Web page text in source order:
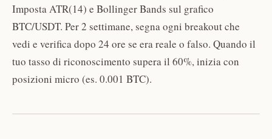
Imposta ATR(14) e Bollinger Bands sul grafico
BTC/USDT. Per 2 settimane, segna ogni breakout che
vedi e verifica dopo 24 ore se era reale o falso. Quando il
tuo tasso di riconoscimento supera il 60%, inizia con
posizioni micro (es. 0.001 BTC).